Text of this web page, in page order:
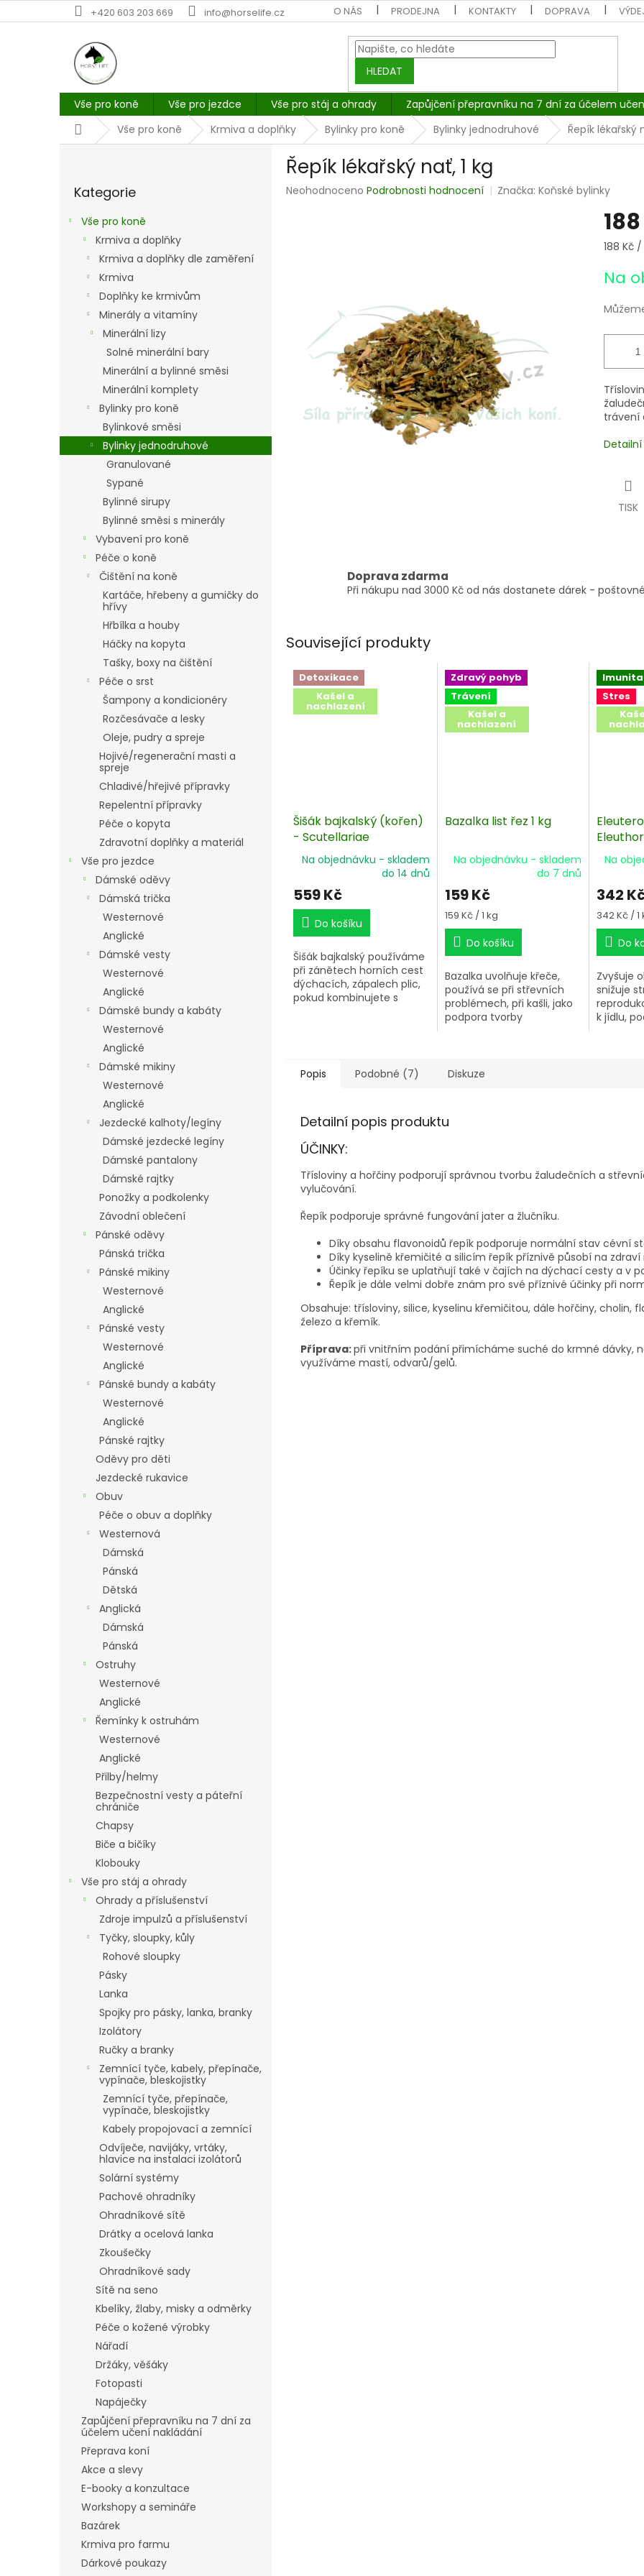
na
+420 603 203 669 info@horselife.cz O NÁS PRODEJNA KONTAKTY DOPRAVA
HLEDAT
Vše pro koně Vše pro jezdce Vše pro stáj a ohrady Zapůjčení přepravníku na 7 dní za účelem
DomůVše pro koně Krmiva a doplňky Bylinky pro koně Bylinky jednodruhové Řepík lékařský
kategorie
Kategorie
Vše pro koně
Krmiva a doplňky
Krmiva a doplňky dle zaměření
Krmiva
Doplňky ke krmivům
Minerály a vitamíny
Minerální lizy
Solné minerální bary
Minerální a bylinné směsi
Minerální komplety
Bylinky pro koně
Bylinkové směsi
Bylinky jednodruhové
Granulované
Sypané
Bylinné sirupy
Bylinné směsi s minerály
Vybavení pro koně
Péče o koně
Čištění na koně
Kartáče, hřebeny a gumičky do
hřívy
Hřbílka a houby
Háčky na kopyta
Tašky, boxy na čištění
Péče o srst
Šampony a kondicionéry
Rozčesávače a lesky
Oleje, pudry a spreje
Hojivé/regenerační masti a
spreje
Chladivé/hřejivé přípravky
Repelentní přípravky
Péče o kopyta
Zdravotní doplňky a materiál
Vše pro jezdce
Dámské oděvy
Dámská trička
Westernové
Anglické
Dámské vesty
Westernové
Anglické
Dámské bundy a kabáty
Westernové
Anglické
Dámské mikiny
Westernové
Anglické
Jezdecké kalhoty/legíny
Dámské jezdecké legíny
Dámské pantalony
Dámské rajtky
Ponožky a podkolenky
Závodní oblečení
Pánské oděvy
Pánská trička
Pánské mikiny
Westernové
Anglické
Pánské vesty
Westernové
Anglické
Pánské bundy a kabáty
Westernové
Anglické
Pánské rajtky
Oděvy pro děti
Jezdecké rukavice
Obuv
Péče o obuv a doplňky
Westernová
Dámská
Pánská
Dětská
Anglická
Dámská
Pánská
Ostruhy
Westernové
Anglické
Řemínky k ostruhám
Westernové
Anglické
Přilby/helmy
Bezpečnostní vesty a páteřní
chrániče
Chapsy
Biče a bičíky
Klobouky
Vše pro stáj a ohrady
Ohrady a příslušenství
Zdroje impulzů a příslušenství
Tyčky, sloupky, kůly
Rohové sloupky
Pásky
Lanka
Spojky pro pásky, lanka, branky
Izolátory
Ručky a branky
Zemnící tyče, kabely, přepínače,
vypínače, bleskojistky
Zemnící tyče, přepínače,
vypínače, bleskojistky
Kabely propojovací a zemnící
Odvíječe, navijáky, vrtáky,
hlavice na instalaci izolátorů
Solární systémy
Pachové ohradníky
Ohradníkové sítě
Drátky a ocelová lanka
Zkoušečky
Ohradníkové sady
Sítě na seno
Kbelíky, žlaby, misky a odměrky
Péče o kožené výrobky
Nářadí
Držáky, věšáky
Fotopasti
Napáječky
Zapůjčení přepravníku na 7 dní za
účelem učení nakládání
Přeprava koní
Akce a slevy
E-booky a konzultace
Workshopy a semináře
Bazárek
Krmiva pro farmu
Dárkové poukazy
Řepík lékařský nať, 1 kg
Průměrné
Neohodnoceno Podrobnosti hodnocení Značka:Koňské bylinky
Měrná
188 Kč /
Na
trávení
TISK
Doprava zdarma
Při nákupu nad 3000 Kč od nás dostanete dárek -
Související produkty
Detoxikace
Kašel a
nachlazení
Šišák bajkalský (kořen)
- Scutellariae
baicalensis radix 1 kg
Na objednávku - skladem
do 14 dnů
559 Kč
Do košíku
Šišák bajkalský používáme
při zánětech horních cest
dýchacích, zápalech plic,
pokud kombinujete s
Zdravý pohyb
Trávení
Kašel a
nachlazení
Bazalka list řez 1 kg
Na objednávku - skladem
do 7 dnů
159 Kč
Měrná
cena:
159 Kč / 1 kg
Do košíku
Bazalka uvolňuje křeče,
používá se při střevních
problémech, při kašli, jako
podpora tvorby
Imunita
Stres
Na
342
Měrná
cena:
342 Kč / 1
Do
Zvyšuje
snižuje
k jídlu,
Popis Podobné (7) Diskuze
Detailní popis produktu
ÚČINKY:
Třísloviny a hořčiny podporují správnou tvorbu žaludečních a
vylučování.
Řepík podporuje správné fungování jater a žlučníku.
Díky obsahu flavonoidů řepík podporuje normální stav cévní
Díky kyselině křemičité a silicím řepík příznivě působí na
Účinky řepíku se uplatňují také v čajích na dýchací cesty a v
Řepík je dále velmi dobře znám pro své příznivé účinky při
Obsahuje: třísloviny, silice, kyselinu křemičitou, dále hořčiny, cholin,
železo a křemík.
Příprava:při vnitřním podání přimícháme suché do krmné dávky,
využíváme mastí, odvarů/gelů.